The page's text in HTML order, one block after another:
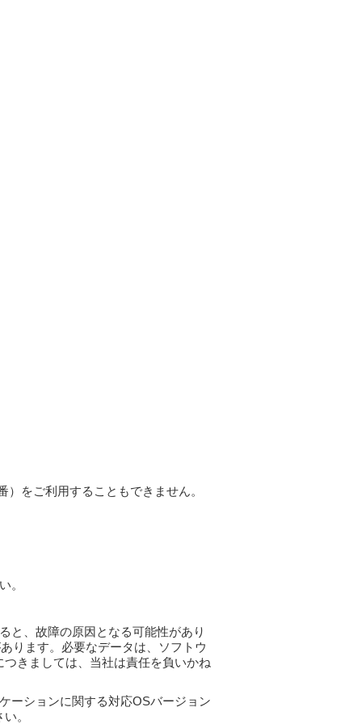
をご利用することもできません。
。
と、故障の原因となる可能性があり
ります。必要なデータは、ソフトウ
きましては、当社は責任を負いかね
ーションに関する対応OSバージョン
。